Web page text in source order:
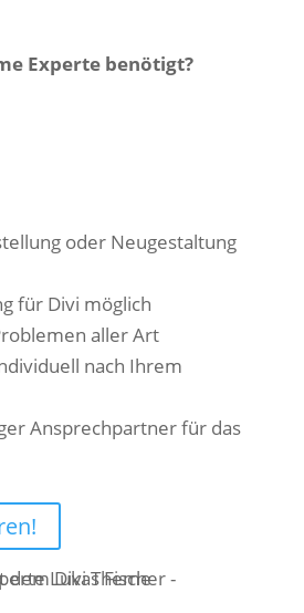
Experte benötigt?
oder Neugestaltung
für Divi möglich
aller Art
nach Ihrem
Ansprechpartner für das